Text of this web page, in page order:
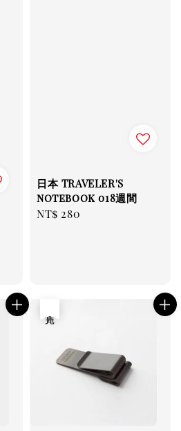
日本 TRAVELER'S
notebook 018週間
Regular
NT$ 280